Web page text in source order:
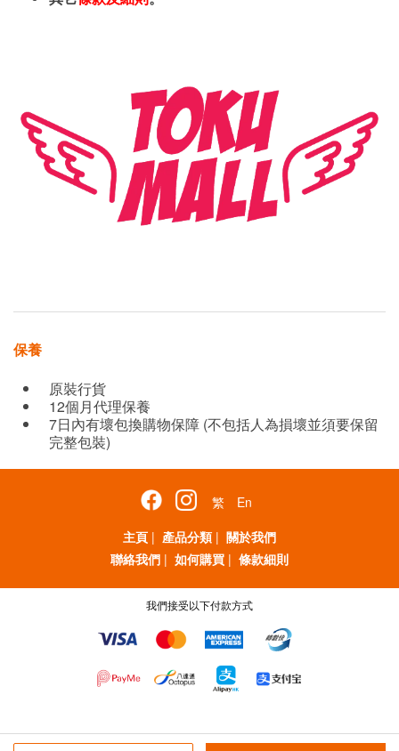
保養
原裝行貨
12個月代理保養
7日內有壞包換購物保障 (不包括人為損壞並須要保留
完整包裝)
繁
En
主頁 | 產品分類 | 關於我們
聯絡我們 | 如何購買 | 條款細則
我們接受以下付款方式